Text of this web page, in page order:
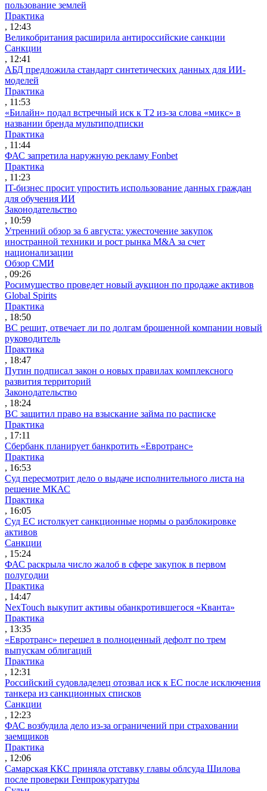
пользование землей
Практика
, 12:43
Великобритания расширила антироссийские санкции
Санкции
, 12:41
АБД предложила стандарт синтетических данных для ИИ-
моделей
Практика
, 11:53
«Билайн» подал встречный иск к Т2 из-за слова «микс» в
названии бренда мультиподписки
Практика
, 11:44
ФАС запретила наружную рекламу Fonbet
Практика
, 11:23
IT-бизнес просит упростить использование данных граждан
для обучения ИИ
Законодательство
, 10:59
Утренний обзор за 6 августа: ужесточение закупок
иностранной техники и рост рынка M&A за счет
национализации
Обзор СМИ
, 09:26
Росимущество проведет новый аукцион по продаже активов
Global Spirits
Практика
, 18:50
ВС решит, отвечает ли по долгам брошенной компании новый
руководитель
Практика
, 18:47
Путин подписал закон о новых правилах комплексного
развития территорий
Законодательство
, 18:24
ВС защитил право на взыскание займа по расписке
Практика
, 17:11
Сбербанк планирует банкротить «Евротранс»
Практика
, 16:53
Суд пересмотрит дело о выдаче исполнительного листа на
решение МКАС
Практика
, 16:05
Суд ЕС истолкует санкционные нормы о разблокировке
активов
Санкции
, 15:24
ФАС раскрыла число жалоб в сфере закупок в первом
полугодии
Практика
, 14:47
NexTouch выкупит активы обанкротившегося «Кванта»
Практика
, 13:35
«Евротранс» перешел в полноценный дефолт по трем
выпускам облигаций
Практика
, 12:31
Российский судовладелец отозвал иск к ЕС после исключения
танкера из санкционных списков
Санкции
, 12:23
ФАС возбудила дело из-за ограничений при страховании
заемщиков
Практика
, 12:06
Самарская ККС приняла отставку главы облсуда Шилова
после проверки Генпрокуратуры